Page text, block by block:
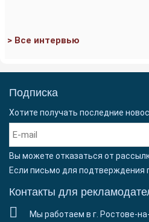
> Все интервью
Подписка
Хотите получать последние
Вы можете отказаться от
Если письмо для подтверждения
Контакты для
Мы работаем в г. Ростове-